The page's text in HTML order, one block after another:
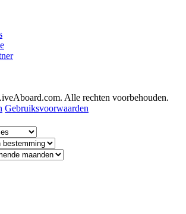
Alle rechten voorbehouden.
Gebruiksvoorwaarden